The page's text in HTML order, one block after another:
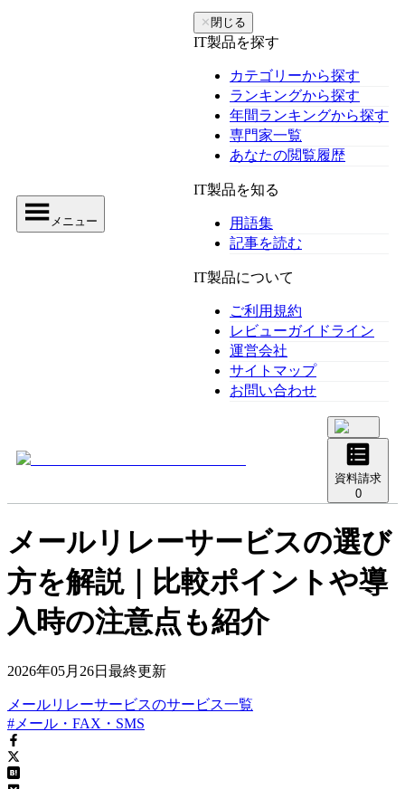
メニュー
✕ 閉じる
IT製品を探す
カテゴリーから探す
ランキングから探す
年間ランキングから探す
専門家一覧
あなたの閲覧履歴
IT製品を知る
用語集
記事を読む
IT製品について
ご利用規約
レビューガイドライン
運営会社
サイトマップ
お問い合わせ
資料請求
0
メールリレーサービスの選び
方を解説｜比較ポイントや導
入時の注意点も紹介
2026年05月26日 最終更新
メールリレーサービスのサービス一覧
#メール・FAX・SMS